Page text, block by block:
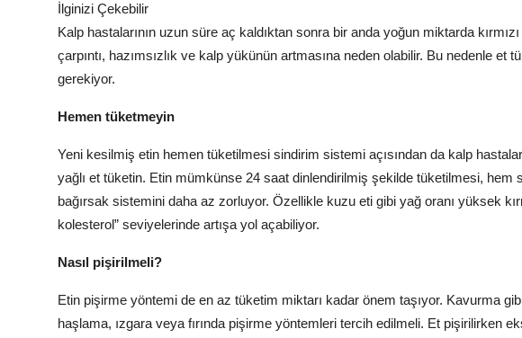
İlginizi Çekebilir
Kalp hastalarının uzun süre aç kaldıktan sonra bir anda yoğun miktarda
çarpıntı, hazımsızlık ve kalp yükünün artmasına neden olabilir. Bu nedenle et
gerekiyor.
Hemen tüketmeyin
Yeni kesilmiş etin hemen tüketilmesi sindirim sistemi açısından da kalp
yağlı et tüketin. Etin mümkünse 24 saat dinlendirilmiş şekilde tüketilmesi, hem
bağırsak sistemini daha az zorluyor. Özellikle kuzu eti gibi yağ oranı yüksek
kolesterol” seviyelerinde artışa yol açabiliyor.
Nasıl pişirilmeli?
Etin pişirme yöntemi de en az tüketim miktarı kadar önem taşıyor. Kavurma
haşlama, ızgara veya fırında pişirme yöntemleri tercih edilmeli. Et pişirilirken